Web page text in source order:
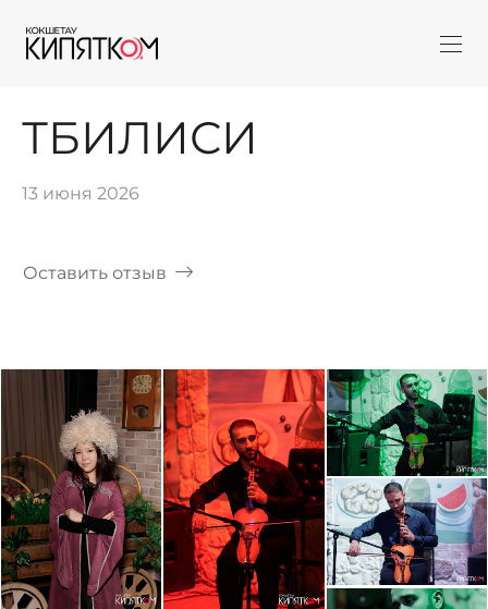
ТБИЛИСИ
13 июня 2026
Оставить отзыв